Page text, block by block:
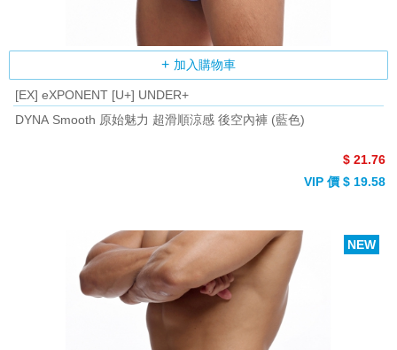
加入購物車
[EX] eXPONENT [U+] UNDER+
DYNA Smooth 原始魅力 超滑順涼感 後空內褲 (藍色)
$ 21.76
VIP 價 $ 19.58
NEW